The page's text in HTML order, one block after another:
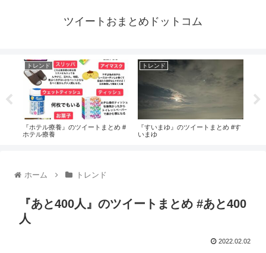
ツイートおまとめドットコム
トレンド
『ホテル療養』のツイートまとめ #
ホテル療養
トレンド
『すいまゆ』のツイートまとめ #す
いまゆ
ホーム トレンド
『あと400人』のツイートまとめ #あと400
人
2022.02.02